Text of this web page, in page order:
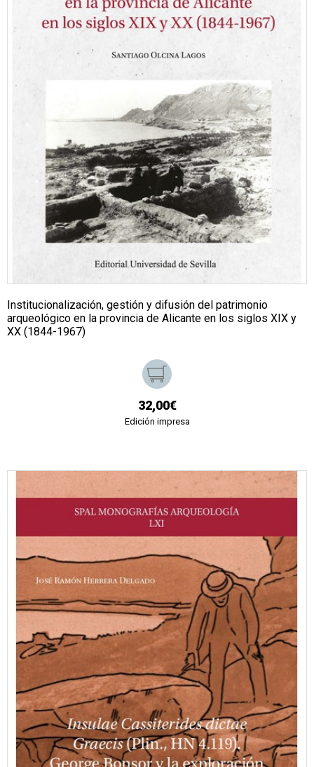
Institucionalización, gestión y difusión del patrimonio
arqueológico en la provincia de Alicante en los siglos XIX y
XX (1844-1967)
32,00€
Edición impresa